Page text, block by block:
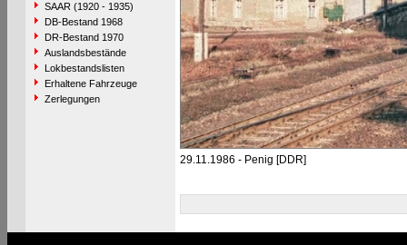
SAAR (1920 - 1935)
DB-Bestand 1968
DR-Bestand 1970
Auslandsbestände
Lokbestandslisten
Erhaltene Fahrzeuge
Zerlegungen
29.11.1986 - Penig [DDR]